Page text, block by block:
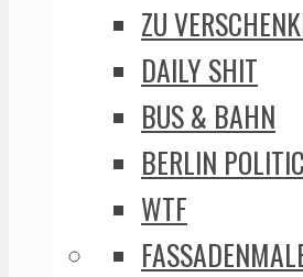
ZU
DAILY SHIT
BUS & BAHN
BERLIN
WTF